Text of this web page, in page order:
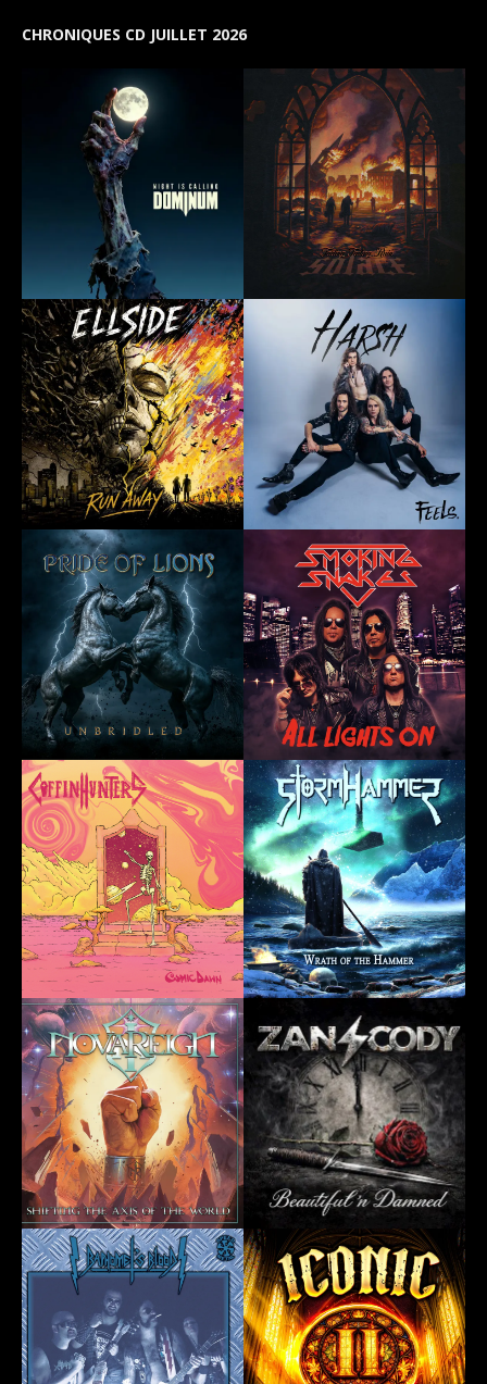
CHRONIQUES CD JUILLET 2026